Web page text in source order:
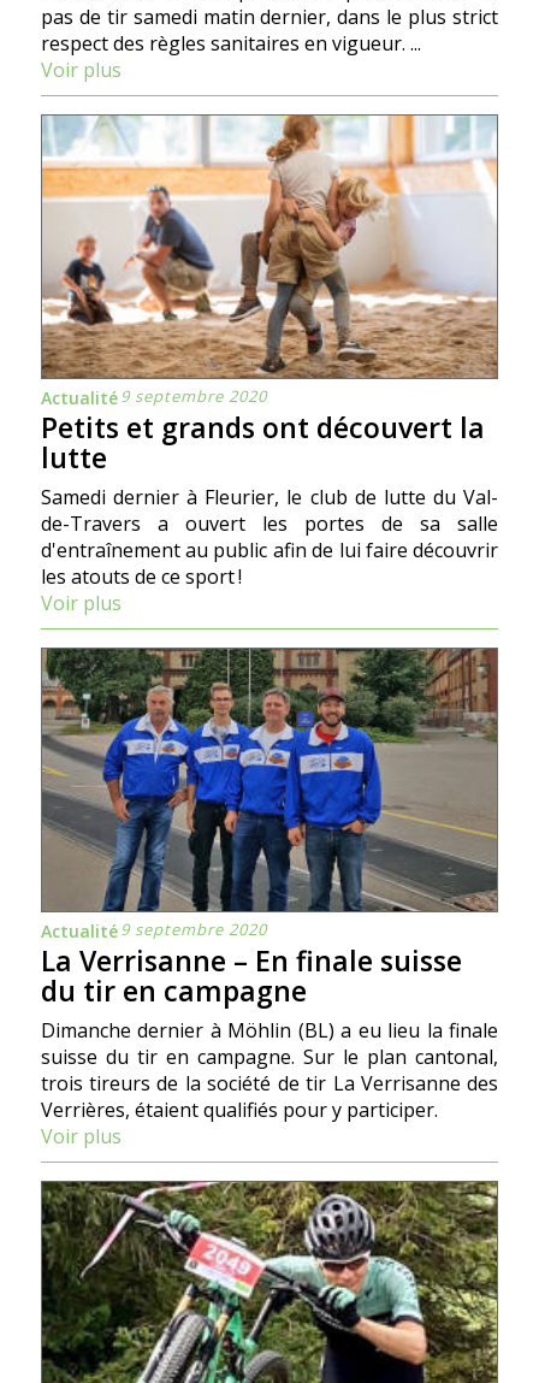
pas de tir samedi matin dernier, dans le plus strict
respect des règles sanitaires en vigueur. ...
Voir plus
Actualité9 septembre 2020
Petits et grands ont découvert la
lutte
Samedi dernier à Fleurier, le club de lutte du Val-
de-Travers a ouvert les portes de sa salle
d'entraînement au public afin de lui faire découvrir
les atouts de ce sport !
Voir plus
Actualité9 septembre 2020
La Verrisanne – En finale suisse
du tir en campagne
Dimanche dernier à Möhlin (BL) a eu lieu la finale
suisse du tir en campagne. Sur le plan cantonal,
trois tireurs de la société de tir La Verrisanne des
Verrières, étaient qualifiés pour y participer.
Voir plus